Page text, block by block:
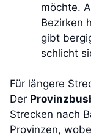
möchte.
Bezirken
gibt
schlicht
Für längere
Der
Strecken nach
Provinzen,